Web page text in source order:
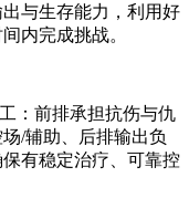
与生存能力，利用好
内完成挑战。
：前排承担抗伤与仇
/辅助、后排输出负
有稳定治疗、可靠控